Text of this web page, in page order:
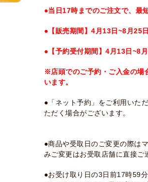
●当日17時までのご注文で、最
●【販売期間】4月13日~8月25
●【予約受付期間】4月13日~8
※店頭でのご予約・ご入金の場
います。
●「ネット予約」をご利用いた
ただく場合がございます。
●商品や受取日のご変更の際は
みご変更はお受取店舗に直接ご
●お受け取り日の3日前17時59